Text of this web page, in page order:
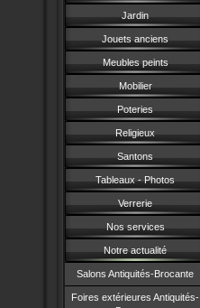
Jardin
Jouets anciens
Meubles peints
Mobilier
Poteries
Religieux
Santons
Tableaux - Photos
Verrerie
Nos services
Notre actualité
Salons Antiquités-Brocante
Foires extérieures Antiquités-